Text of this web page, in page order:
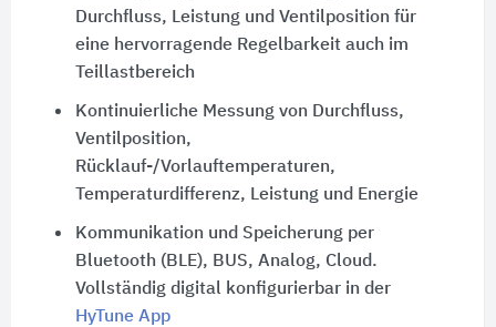
Durchfluss, Leistung und Ventilposition für
eine hervorragende Regelbarkeit auch im
Teillastbereich
Kontinuierliche Messung von Durchfluss,
Ventilposition,
Rücklauf-/Vorlauftemperaturen,
Temperaturdifferenz, Leistung und Energie
Kommunikation und Speicherung per
Bluetooth (BLE), BUS, Analog, Cloud.
Vollständig digital konfigurierbar in der
HyTune App